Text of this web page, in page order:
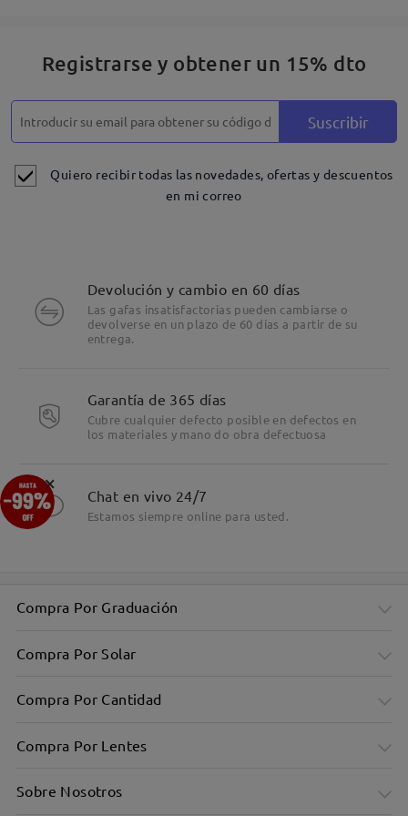
Detalles
Registrarse y obtener un 15% dto
Suscribir
Quiero recibir todas las novedades, ofertas y descuentos
en mi correo
Devolución y cambio en 60 días
Las gafas insatisfactorias pueden cambiarse o
devolverse en un plazo de 60 días a partir de su
entrega.
Garantía de 365 días
Cubre cualquier defecto posible en defectos en
los materiales y mano do obra defectuosa
Chat en vivo 24/7
Estamos siempre online para usted.
Compra Por Graduación
Compra Por Solar
Compra Por Cantidad
Compra Por Lentes
Sobre Nosotros
×